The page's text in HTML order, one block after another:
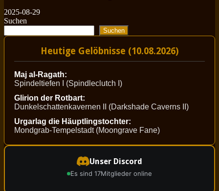
2025-08-29
Suchen
Suchen
Heutige Gelöbnisse (10.08.2026)
Maj al-Ragath:
Spindeltiefen I (Spindleclutch I)
Glirion der Rotbart:
Dunkelschattenkavernen II (Darkshade Caverns II)
Urgarlag die Häuptlingstochter:
Mondgrab-Tempelstadt (Moongrave Fane)
Unser Discord
Es sind 17Mitglieder online